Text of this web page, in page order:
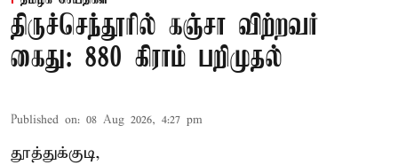
திருச்செந்தூரில் கஞ்சா விற்றவர்
கைது: 880 கிராம் பறிமுதல்
Published on: 08 Aug 2026, 4:27 pm
தூத்துக்குடி,